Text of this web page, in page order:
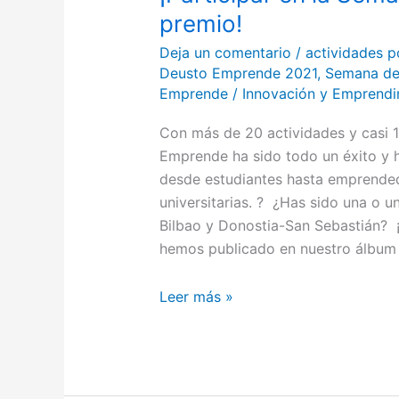
premio!
Deja un comentario / actividades
Deusto Emprende 2021, Semana
Emprende/ Innovación y
Con más de 20 actividades y casi
Emprende ha sido todo un éxito y
desde estudiantes hasta
universitarias. ? ¿Has sido una o
Bilbao y Donostia-San Sebastián?
hemos publicado en nuestro
Leer más »